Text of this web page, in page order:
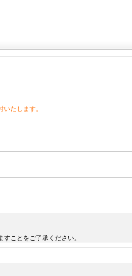
たします。
ことをご了承ください。